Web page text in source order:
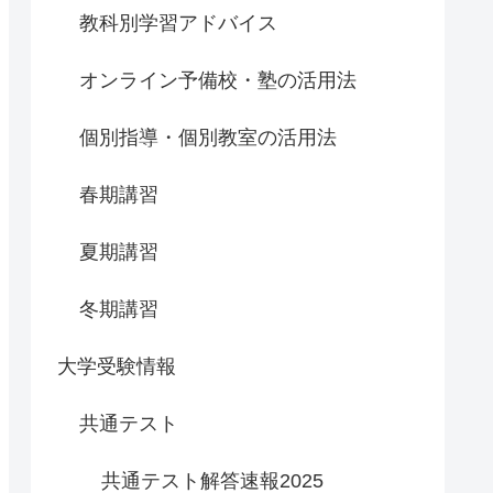
教科別学習アドバイス
オンライン予備校・塾の活用法
個別指導・個別教室の活用法
春期講習
夏期講習
冬期講習
大学受験情報
共通テスト
共通テスト解答速報2025